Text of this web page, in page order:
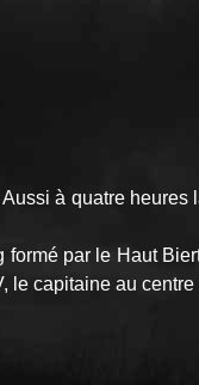
à quatre
par le Haut
le capitaine au centre